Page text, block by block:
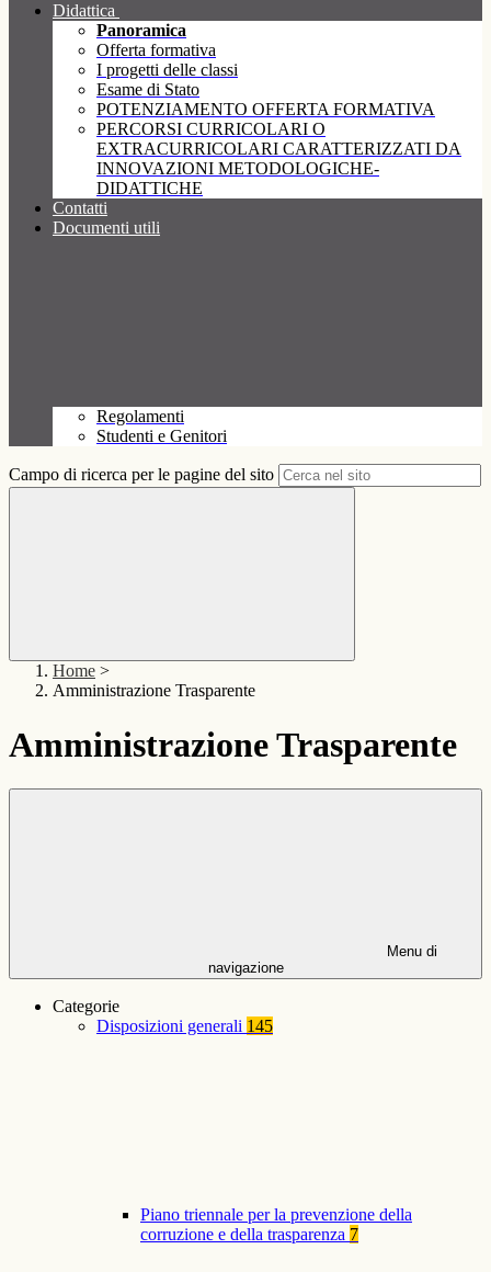
Didattica
Panoramica
Offerta formativa
I progetti delle classi
Esame di Stato
POTENZIAMENTO OFFERTA FORMATIVA
PERCORSI CURRICOLARI O
EXTRACURRICOLARI CARATTERIZZATI DA
INNOVAZIONI METODOLOGICHE-
DIDATTICHE
Contatti
Documenti utili
Regolamenti
Studenti e Genitori
Campo di ricerca per le pagine del sito
Home >
Amministrazione Trasparente
Amministrazione Trasparente
Menu di
navigazione
Categorie
Disposizioni generali 145
Piano triennale per la prevenzione della
corruzione e della trasparenza 7